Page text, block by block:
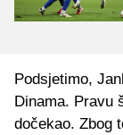
Podsjetimo,
Dinama. Pravu
dočekao. Zbog